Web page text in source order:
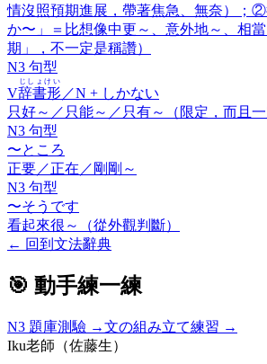
情沒照預期進展，帶著焦急、無奈）；
か〜」＝比想像中更～、意外地～、相
期」，不一定是稱讚）
N3 句型
V辞書形
じしょけい
／N + しかない
只好～／只能～／只有～（限定，而且一
N3 句型
〜ところ
正要／正在／剛剛～
N3 句型
〜そうです
看起來很～（從外觀判斷）
← 回到文法辭典
🎯 動手練一練
N3 題庫測驗 →文の組み立て練習 →
Iku老師（佐藤生）